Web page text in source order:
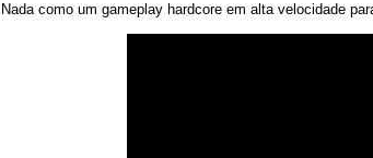
Nada como um gameplay hardcore em alta velocidade